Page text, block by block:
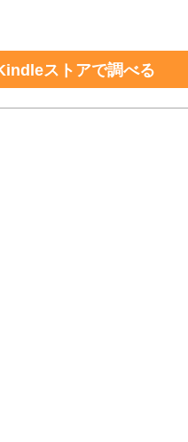
ストアで調べる